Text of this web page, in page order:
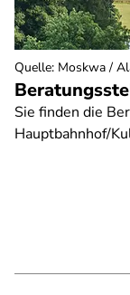
Sie finden die
Hauptbahnhof/
Quelle: Moskwa /